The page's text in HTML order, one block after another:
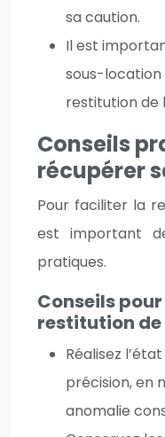
sa caution.
Il est
sous-location
restitution de
Conseils
récupérer
Pour faciliter la
est important
pratiques.
Conseils
restitution
Réalisez
précision, en
anomalie